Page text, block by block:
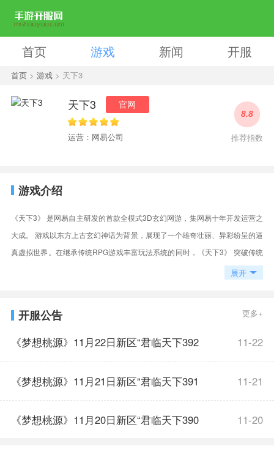
首页 游戏 新闻 开服
首页> 游戏> 天下3
天下3 官网
运营：网易公司
8.8
推荐指数
游戏介绍
《天下3》 是网易自主研发的首款全模式3D玄幻网游，集网易十年开发运营之
大成。 游戏以东方上古玄幻神话为背景，展现了一个雄奇壮丽、异彩纷呈的逼
真虚拟世界。在继承传统RPG游戏丰富玩法系统的同时，《天下3》 突破传统
网游战斗为王的理念，开放式的为玩家提供了多种终极追求，并给予玩家个性
展开
开服公告 更多+
《梦想桃源》11月22日新区“君临天下392
服”开服公告
11-22
《梦想桃源》11月21日新区“君临天下391
服”开服公告
11-21
《梦想桃源》11月20日新区“君临天下390 11-20